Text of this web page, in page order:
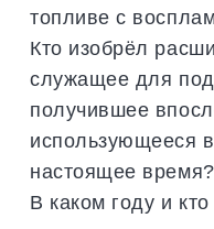
топливе с
Кто изобрёл
служащее для
получившее
использующееся
настоящее время?
В каком году и